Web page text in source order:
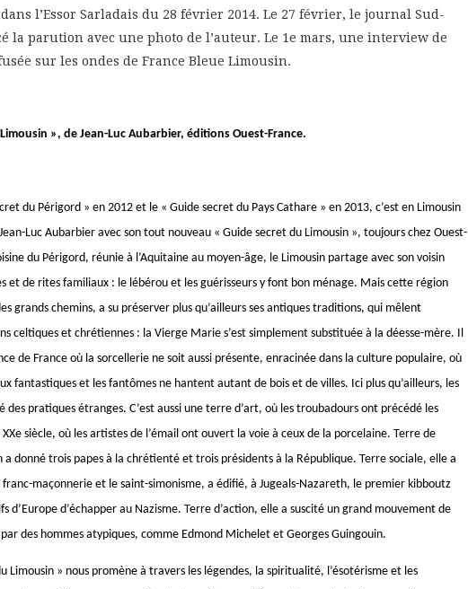
l’Essor Sarladais du 28 février 2014. Le 27 février, le journal Sud-
la parution avec une photo de l’auteur. Le 1e mars, une interview de
sur les ondes de France Bleue Limousin.
», de Jean-Luc Aubarbier, éditions Ouest-France.
du Périgord » en 2012 et le « Guide secret du Pays Cathare » en 2013, c’est en Limousin
Luc Aubarbier avec son tout nouveau « Guide secret du Limousin », toujours chez Ouest-
du Périgord, réunie à l’Aquitaine au moyen-âge, le Limousin partage avec son voisin
et de rites familiaux : le lébérou et les guérisseurs y font bon ménage. Mais cette région
grands chemins, a su préserver plus qu’ailleurs ses antiques traditions, qui mêlent
celtiques et chrétiennes : la Vierge Marie s’est simplement substituée à la déesse-mère. Il
de France où la sorcellerie ne soit aussi présente, enracinée dans la culture populaire, où
fantastiques et les fantômes ne hantent autant de bois et de villes. Ici plus qu’ailleurs, les
des pratiques étranges. C’est aussi une terre d’art, où les troubadours ont précédé les
siècle, où les artistes de l’émail ont ouvert la voie à ceux de la porcelaine. Terre de
a donné trois papes à la chrétienté et trois présidents à la République. Terre sociale, elle a
franc-maçonnerie et le saint-simonisme, a édifié, à Jugeals-Nazareth, le premier kibboutz
d’Europe d’échapper au Nazisme. Terre d’action, elle a suscité un grand mouvement de
des hommes atypiques, comme Edmond Michelet et Georges Guingouin.
Limousin » nous promène à travers les légendes, la spiritualité, l’ésotérisme et les